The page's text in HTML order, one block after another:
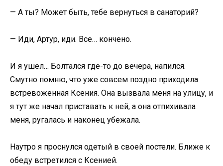
— А ты? Может быть, тебе вернуться в санаторий?
— Иди, Артур, иди. Все… кончено.
И я ушел… Болтался где-то до вечера, напился.
Смутно помню, что уже совсем поздно приходила
встревоженная Ксения. Она вызвала меня на улицу, и
я тут же начал приставать к ней, а она отпихивала
меня, ругалась и наконец убежала.
Наутро я проснулся одетый в своей постели. Ближе к
обеду встретился с Ксенией.